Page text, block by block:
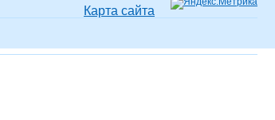
Карта сайта